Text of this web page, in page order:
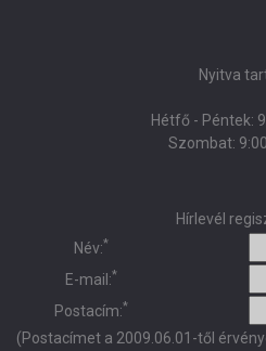
Nyitva
Hétfő - Péntek:
Szombat:
Hírlevél
Név:*
E-mail:*
Postacím:*
(Postacímet a 2009.06.01-től